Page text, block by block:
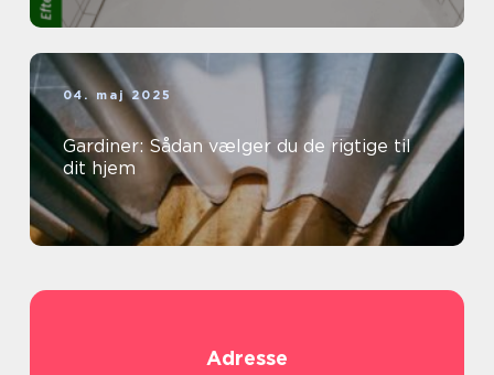
04. maj 2025
Gardiner: Sådan vælger du de rigtige til
dit hjem
Adresse